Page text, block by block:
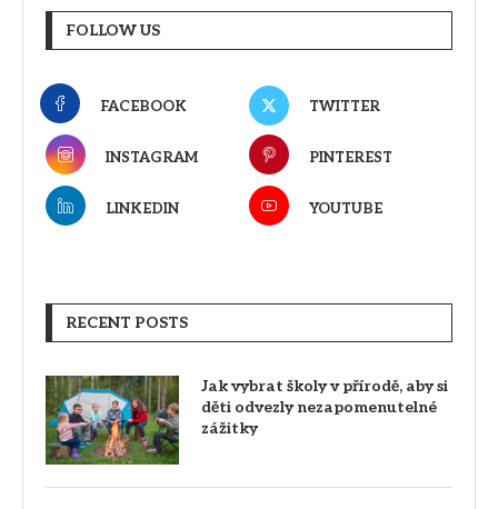
FOLLOW US
FACEBOOK TWITTER
INSTAGRAM PINTEREST
LINKEDIN YOUTUBE
RECENT POSTS
Jak vybrat školy v přírodě, aby si
děti odvezly nezapomenutelné
zážitky